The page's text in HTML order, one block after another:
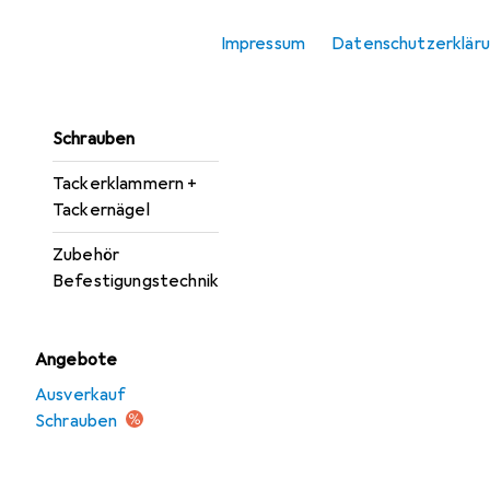
Impressum
Schrauben
Tackerklammern +
Tackernägel
Zubehör
Befestigungstechnik
Angebote
Ausverkauf
Schrauben